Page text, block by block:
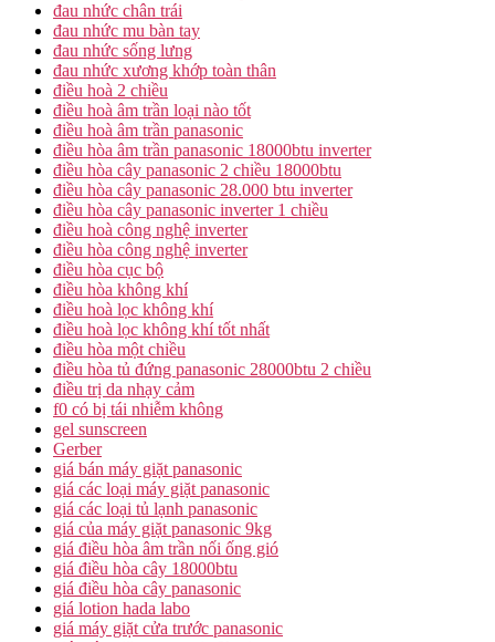
đau nhức chân trái
đau nhức mu bàn tay
đau nhức sống lưng
đau nhức xương khớp toàn thân
điều hoà 2 chiều
điều hoà âm trần loại nào tốt
điều hoà âm trần panasonic
điều hòa âm trần panasonic 18000btu inverter
điều hòa cây panasonic 2 chiều 18000btu
điều hòa cây panasonic 28.000 btu inverter
điều hòa cây panasonic inverter 1 chiều
điều hoà công nghệ inverter
điều hòa công nghệ inverter
điều hòa cục bộ
điều hòa không khí
điều hoà lọc không khí
điều hoà lọc không khí tốt nhất
điều hòa một chiều
điều hòa tủ đứng panasonic 28000btu 2 chiều
điều trị da nhạy cảm
f0 có bị tái nhiễm không
gel sunscreen
Gerber
giá bán máy giặt panasonic
giá các loại máy giặt panasonic
giá các loại tủ lạnh panasonic
giá của máy giặt panasonic 9kg
giá điều hòa âm trần nối ống gió
giá điều hòa cây 18000btu
giá điều hòa cây panasonic
giá lotion hada labo
giá máy giặt cửa trước panasonic